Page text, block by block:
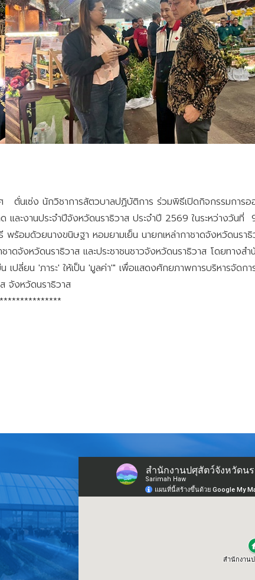
เซ่ง นักวิชาการสัตวบาลปฏิบัติการ ร่วมพิธีเปิดกิจกรรมการอ
และงานประจำปีจังหวัดนราธิวาส ประจำปี 2569 ในระหว่างวั
พร้อมด้วยนางขนิษฐา หอมยามเย็น นายกเหล่ากาชาดจังหวัดนร
ดจังหวัดนราธิวาส และประชาชนชาวจังหวัดนราธิวาส โดยทาง
ปลี่ยน 'ภาระ' ให้เป็น 'มูลค่า'" เพื่อแสดงศักยภาพการบริหารจัดก
จังหวัดนราธิวาส
ในโอกาสครบรอบ 111 ปี เมืองนราธิวาส งานกาชาด และงานประจำปีจั